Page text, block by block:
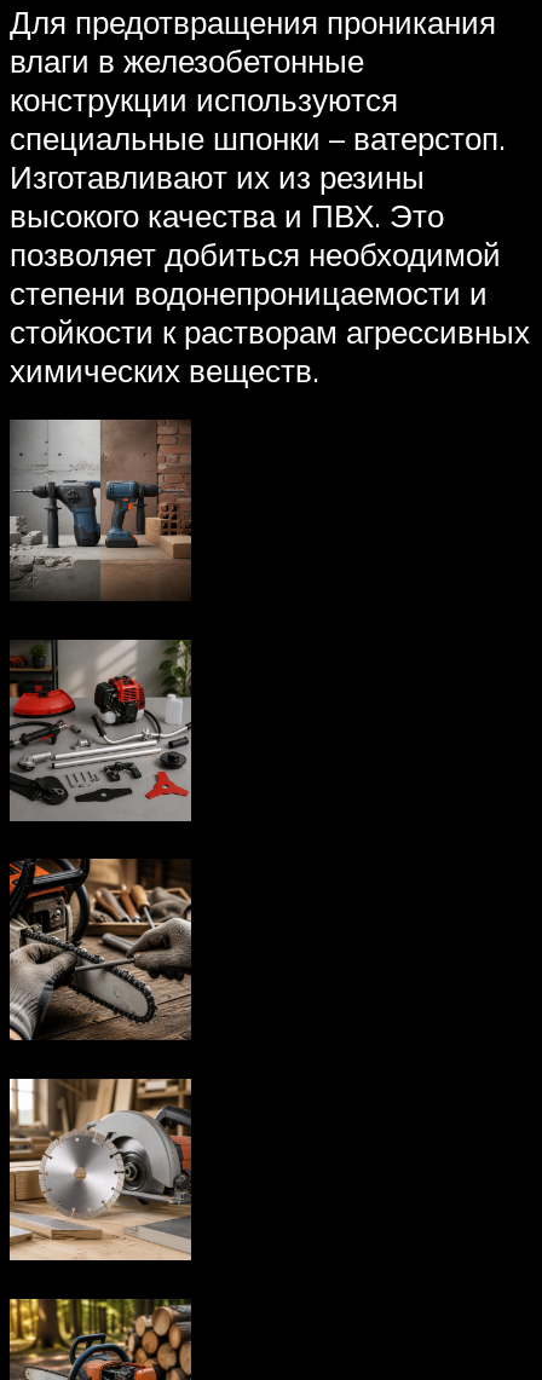
Для предотвращения проникания
влаги в железобетонные
конструкции используются
специальные шпонки – ватерстоп.
Изготавливают их из резины
высокого качества и ПВХ. Это
позволяет добиться необходимой
степени водонепроницаемости и
стойкости к растворам агрессивных
химических веществ.